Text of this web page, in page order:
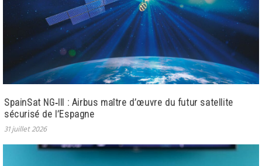
SpainSat NG‑III : Airbus maître d’œuvre du futur satellite
sécurisé de l’Espagne
31 juillet 2026